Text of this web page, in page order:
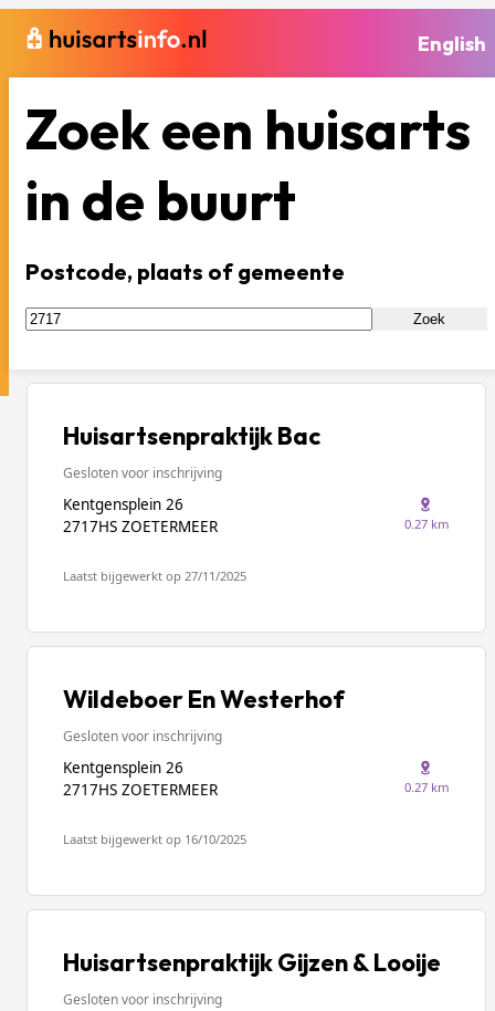
English
Zoek een huisarts
in de buurt
Postcode, plaats of gemeente
Zoek
Huisartsenpraktijk Bac
Gesloten voor inschrijving
Kentgensplein 26
2717HS ZOETERMEER
0.27 km
Laatst bijgewerkt op 27/11/2025
Wildeboer En Westerhof
Gesloten voor inschrijving
Kentgensplein 26
2717HS ZOETERMEER
0.27 km
Laatst bijgewerkt op 16/10/2025
Huisartsenpraktijk Gijzen & Looije
Gesloten voor inschrijving